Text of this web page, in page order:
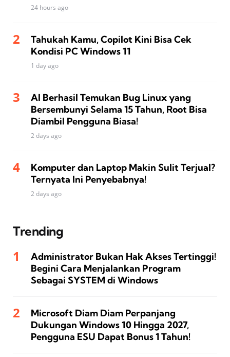
24 hours ago
Tahukah Kamu, Copilot Kini Bisa Cek
Kondisi PC Windows 11
1 day ago
AI Berhasil Temukan Bug Linux yang
Bersembunyi Selama 15 Tahun, Root Bisa
Diambil Pengguna Biasa!
2 days ago
Komputer dan Laptop Makin Sulit Terjual?
Ternyata Ini Penyebabnya!
2 days ago
Trending
Administrator Bukan Hak Akses Tertinggi!
Begini Cara Menjalankan Program
Sebagai SYSTEM di Windows
Microsoft Diam Diam Perpanjang
Dukungan Windows 10 Hingga 2027,
Pengguna ESU Dapat Bonus 1 Tahun!